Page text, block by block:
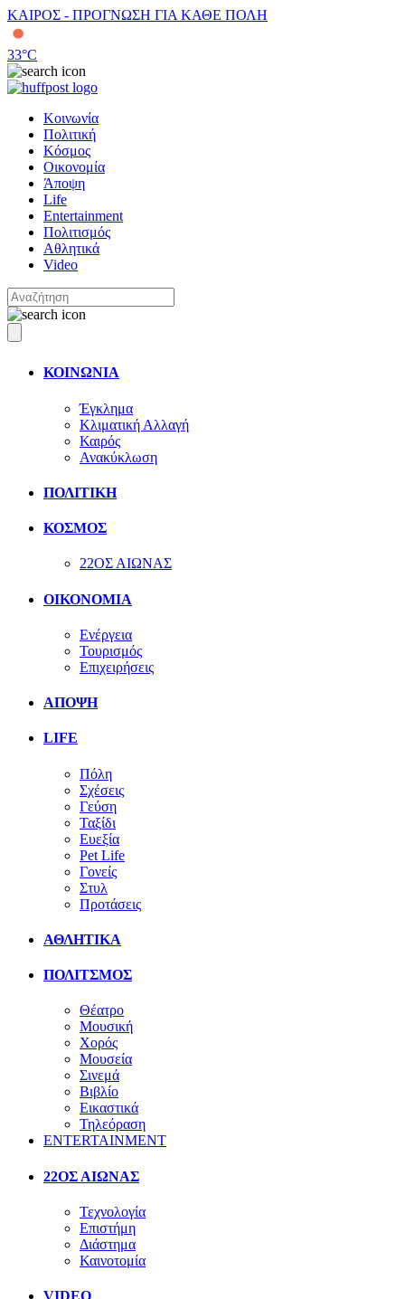
ΚΑΙΡΟΣ - ΠΡΟΓΝΩΣΗ ΓΙΑ ΚΑΘΕ ΠΟΛΗ
33°C
Κοινωνία
Πολιτική
Κόσμος
Οικονομία
Άποψη
Life
Entertainment
Πολιτισμός
Αθλητικά
Video
ΚΟΙΝΩΝΙΑ
Έγκλημα
Κλιματική Αλλαγή
Καιρός
Ανακύκλωση
ΠΟΛΙΤΙΚΗ
ΚΟΣΜΟΣ
22ΟΣ ΑΙΩΝΑΣ
ΟΙΚΟΝΟΜΙΑ
Ενέργεια
Τουρισμός
Επιχειρήσεις
ΑΠΟΨΗ
LIFE
Πόλη
Σχέσεις
Γεύση
Ταξίδι
Ευεξία
Pet Life
Γονείς
Στυλ
Προτάσεις
ΑΘΛΗΤΙΚΑ
ΠΟΛΙΤΣΜΟΣ
Θέατρο
Μουσική
Χορός
Μουσεία
Σινεμά
Βιβλίο
Εικαστικά
Τηλεόραση
ENTERTAINMENT
22ΟΣ ΑΙΩΝΑΣ
Τεχνολογία
Επιστήμη
Διάστημα
Καινοτομία